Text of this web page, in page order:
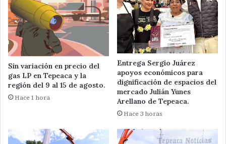
Sin variación en precio del
gas LP en Tepeaca y la
región del 9 al 15 de agosto.
Hace 1 hora
Entrega Sergio Juárez
apoyos económicos para
dignificación de espacios del
mercado Julián Yunes
Arellano de Tepeaca.
Hace 3 horas